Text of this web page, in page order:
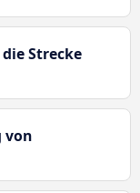
Strecke
von